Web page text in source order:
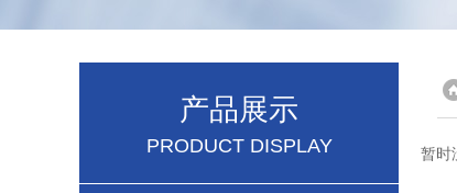
产品展示
PRODUCT DISPLAY 暂时